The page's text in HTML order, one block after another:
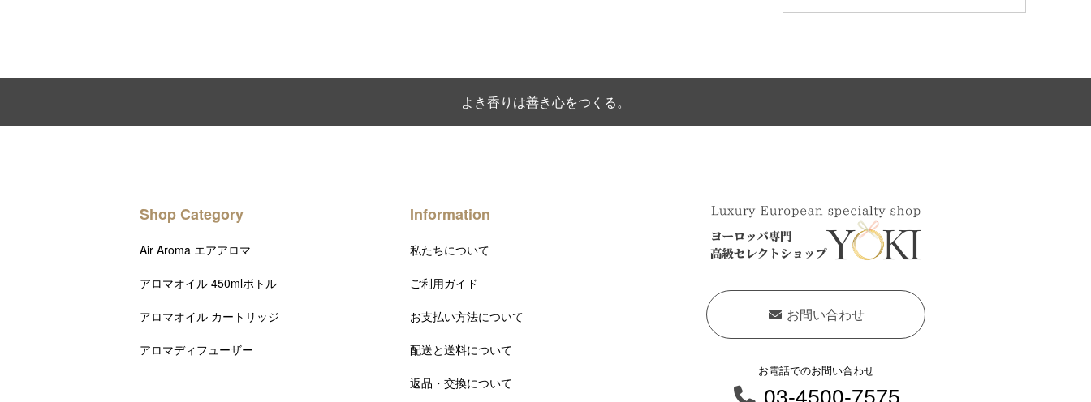
よき香りは善き心をつくる。
Shop Category
Air Aroma エアアロマ
アロマオイル 450mlボトル
アロマオイル カートリッジ
アロマディフューザー
Information
私たちについて
ご利用ガイド
お支払い方法について
配送と送料について
返品・交換について
お問い合わせ
お電話でのお問い合わせ
03-4500-7575